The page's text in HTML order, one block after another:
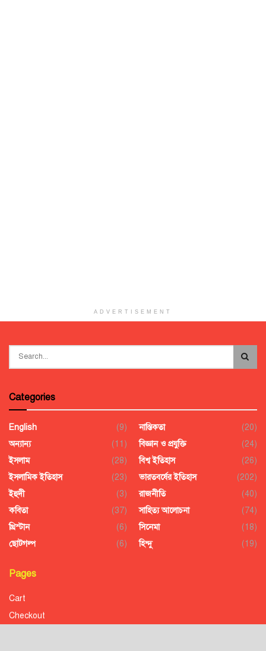
ADVERTISEMENT
Categories
English
(9)
অন্যান্য
(11)
ইসলাম
(28)
ইসলামিক ইতিহাস
(23)
ইহুদী
(3)
কবিতা
(37)
খ্রিস্টান
(6)
ছোটগল্প
(6)
নাস্তিকতা
(20)
বিজ্ঞান ও প্রযুক্তি
(24)
বিশ্ব ইতিহাস
(26)
ভারতবর্ষের ইতিহাস
(202)
রাজনীতি
(40)
সাহিত্য আলোচনা
(74)
সিনেমা
(18)
হিন্দু
(19)
Pages
Cart
Checkout